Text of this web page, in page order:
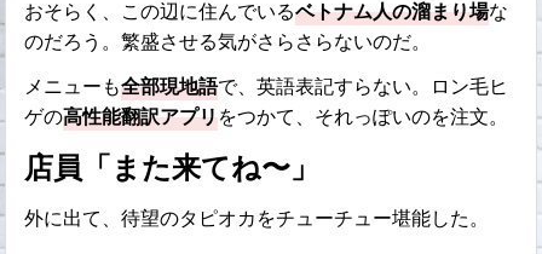
おそらく、この辺に住んでいるベトナム人の溜まり場な
のだろう。繁盛させる気がさらさらないのだ。
メニューも全部現地語で、英語表記すらない。ロン毛ヒ
ゲの高性能翻訳アプリをつかて、それっぽいのを注文。
店員「また来てね〜」
外に出て、待望のタピオカをチューチュー堪能した。